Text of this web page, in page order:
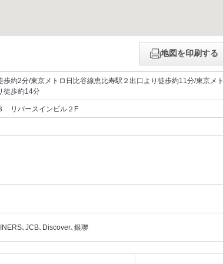
地図を印刷する
約2分/東京メトロ日比谷線恵比寿駅２出口より徒歩約11分/東京メト
徒歩約14分
リバースインビル２F
､JCB､Discover､銀聯